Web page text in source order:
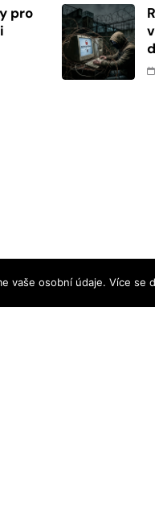
pro
vaše osobní údaje. Více se